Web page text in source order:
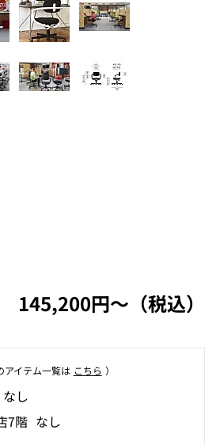
145,200円〜（税込）
アイテム⼀覧は こちら ）
し
7階 なし